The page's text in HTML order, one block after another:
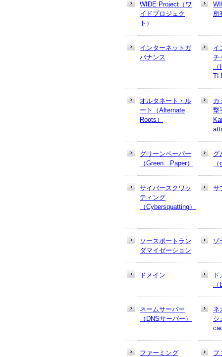
WIDE Project（ワ
イドプロジェク
ト）
所
インターネットガ
バナンス
イ
チ
オルタネート・ル
ート（Alternate
Roots）
カ
撃
グリーンペーパー
（Green Paper）
グ
サイバースクワッ
ティング
（Cybersquatting）
サ
ソースポートラン
ダマイゼーション
ゾ
ドメイン
ネームサーバー
（DNSサーバー）
ネ
シ
ファーミング
フ